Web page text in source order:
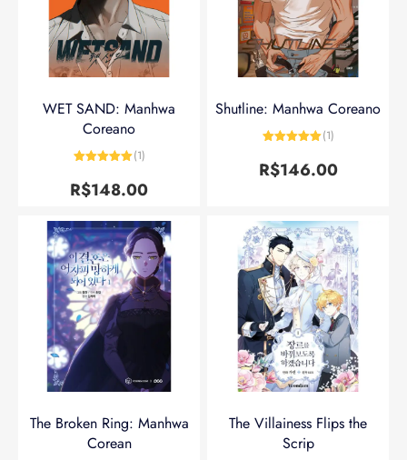
WET SAND: Manhwa
Coreano
de 5
(1)
R$148.00
Shutline: Manhwa Coreano
de 5
(1)
R$146.00
The Broken Ring: Manhwa
Corean
The Villainess Flips the
Scrip